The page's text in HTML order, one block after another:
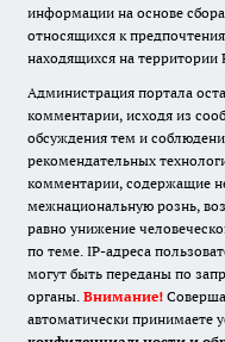
информации на основе
относящихся к
находящихся на территории
Администрация портала
комментарии, исходя из
обсуждения тем и
рекомендательных
комментарии, содержащие
межнациональную рознь,
равно унижение
по теме. IP-адреса
могут быть переданы по
органы. Внимание!
автоматически принимаете